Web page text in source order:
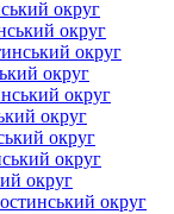
округ
округ
округ
округ
округ
округ
округ
округ
округ
округ